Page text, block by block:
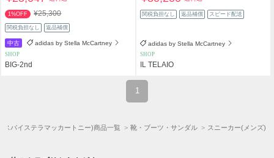
1%OFF ¥25,300
関税負担なし 返品補償
中古 adidas by Stella McCartney
SHOP
BIG-2nd
関税負担なし 返品補償 スピード配送
adidas by Stella McCartney
SHOP
IL TELAIO
1
スバイステラマッカートニー)商品一覧 靴・ブーツ・サンダル スニーカー(メンズ)